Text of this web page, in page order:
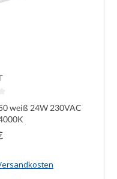
5 Sternen
weiß 24W 230VAC
Preis: